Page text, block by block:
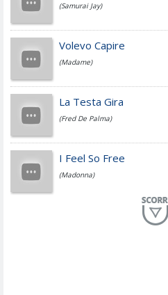
Jovanotti
Fedez
Simone Cristicchi
(Samurai Jay)
Volevo Capire
(Madame)
La Testa Gira
(Fred De Palma)
I Feel So Free
(Madonna)